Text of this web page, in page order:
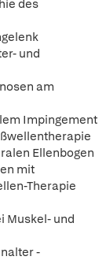
des
und
am
Impingement
Ellenbogen
mit
Therapie
Muskel- und
-